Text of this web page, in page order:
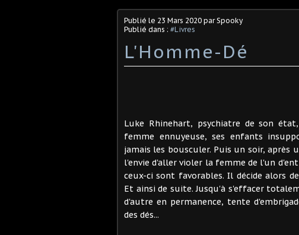
Publié le 23 Mars 2020 par Spooky
Publié dans : #Livres
L'Homme-Dé
Luke Rhinehart, psychiatre de son
femme ennuyeuse, ses enfants
jamais les bousculer. Puis un soir, après
l'envie d'aller violer la femme de l'un
ceux-ci sont favorables. Il décide alors
Et ainsi de suite. Jusqu'à s'effacer
d'autre en permanence, tente
des dés...